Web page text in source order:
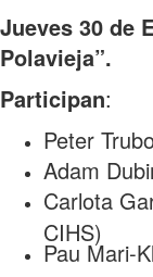
Jueves 30 de
Polavieja”.
Participan:
Peter
Adam
Carlota
CIHS)
Pau Mari-